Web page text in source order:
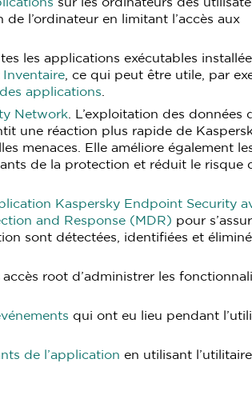
l’ordinateur en limitant l’accès aux
les applications exécutables
Inventaire , ce qui peut être utile, par
applications
Network . L’exploitation des données
une réaction plus rapide de
menaces. Elle améliore également
de la protection et réduit le risque
Kaspersky Endpoint Security
and Response (MDR) pour
sont détectées, identifiées et
accès root d’administrer les
qui ont eu lieu pendant
de l’application en utilisant